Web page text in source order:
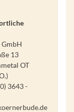
13
OT
3643 -